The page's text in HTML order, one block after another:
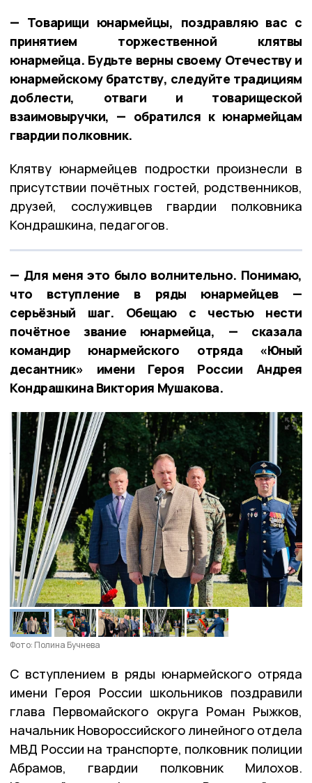
— Товарищи юнармейцы, поздравляю вас с
принятием торжественной клятвы
юнармейца. Будьте верны своему Отечеству и
юнармейскому братству, следуйте традициям
доблести, отваги и товарищеской
взаимовыручки, — обратился к юнармейцам
гвардии полковник.
Клятву юнармейцев подростки произнесли в
присутствии почётных гостей, родственников,
друзей, сослуживцев гвардии полковника
Кондрашкина, педагогов.
— Для меня это было волнительно. Понимаю,
что вступление в ряды юнармейцев —
серьёзный шаг. Обещаю с честью нести
почётное звание юнармейца, — сказала
командир юнармейского отряда «Юный
десантник» имени Героя России Андрея
Кондрашкина Виктория Мушакова.
Фото: Полина Бучнева
С вступлением в ряды юнармейского отряда
имени Героя России школьников поздравили
глава Первомайского округа Роман Рыжков,
начальник Новороссийского линейного отдела
МВД России на транспорте, полковник полиции
Абрамов, гвардии полковник Милохов.